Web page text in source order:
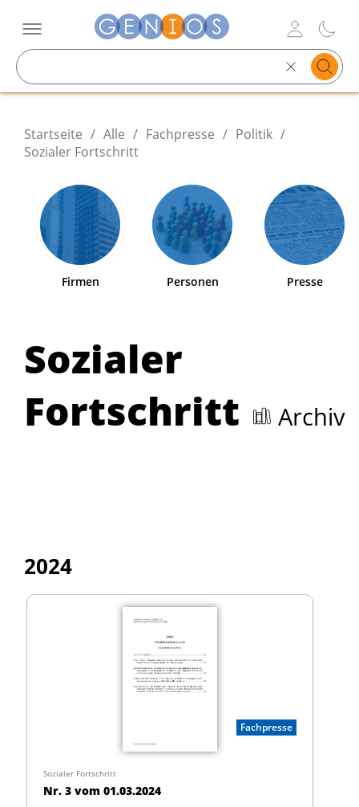
text
Startseite / Alle / Fachpresse / Politik /
Sozialer Fortschritt
Firmen Personen Presse
Sozialer
Fortschritt
Archiv
2024
Fachpresse
Sozialer Fortschritt
Nr. 3 vom 01.03.2024